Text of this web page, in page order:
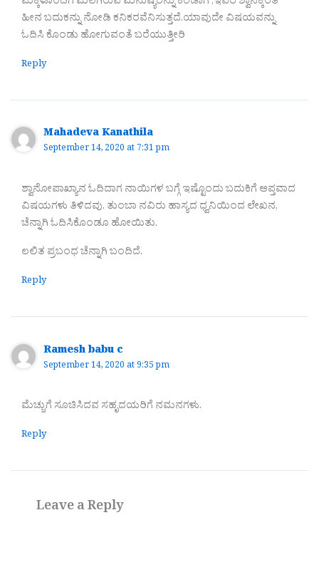
ಹೀನ ಬದುಕನ್ನು ನೋಡಿ ಕನಿಕರವೆನಿಸುತ್ತದೆ.ಯಾವುದೇ ವಿಷಯವನ್ನು
ಓದಿಸಿ ಕೊಂಡು ಹೋಗುವಂತೆ ಬರೆಯುತ್ತೀರಿ
Reply
Mahadeva Kanathila
September 14, 2020 at 7:31 pm
ಶ್ವಾನೋಪಾಖ್ಯಾನ ಓದಿದಾಗ ನಾಯಿಗಳ ಬಗ್ಗೆ ಇಷ್ಟೊಂದು ಬದುಕಿಗೆ ಆಪ್ತವಾದ
ವಿಷಯಗಳು ತಿಳಿದವು. ತುಂಬಾ ನವಿರು ಹಾಸ್ಯದ ಧ್ವನಿಯಿಂದ ಲೇಖನ,
ಚೆನ್ನಾಗಿ ಓದಿಸಿಕೊಂಡೂ ಹೋಯಿತು.
ಲಲಿತ ಪ್ರಬಂಧ ಚೆನ್ನಾಗಿ ಬಂದಿದೆ.
Reply
Ramesh babu c
September 14, 2020 at 9:35 pm
ಮೆಚ್ಚುಗೆ ಸೂಚಿಸಿದವ ಸಹೃದಯರಿಗೆ ನಮನಗಳು.
Reply
Leave a Reply